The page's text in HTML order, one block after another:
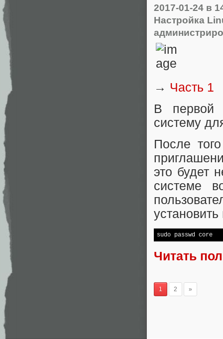
2017-01-24 в
Настройка
→ Часть 1
В первой
систему
После
это будет
системе
sudo passwd core
Читать
1 2 »